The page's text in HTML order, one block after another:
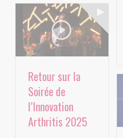
Retour sur la
Soirée de
l’Innovation
Arthritis 2025